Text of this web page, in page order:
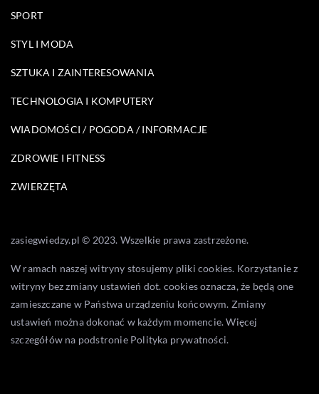
SPORT
STYL I MODA
SZTUKA I ZAINTERESOWANIA
TECHNOLOGIA I KOMPUTERY
WIADOMOŚCI / POGODA / INFORMACJE
ZDROWIE I FITNESS
ZWIERZĘTA
zasiegwiedzy.pl © 2023. Wszelkie prawa zastrzeżone.
W ramach naszej witryny stosujemy pliki cookies. Korzystanie z
witryny bez zmiany ustawień dot. cookies oznacza, że będą one
zamieszczane w Państwa urządzeniu końcowym. Zmiany
ustawień można dokonać w każdym momencie. Więcej
szczegółów na podstronie Polityka prywatności.